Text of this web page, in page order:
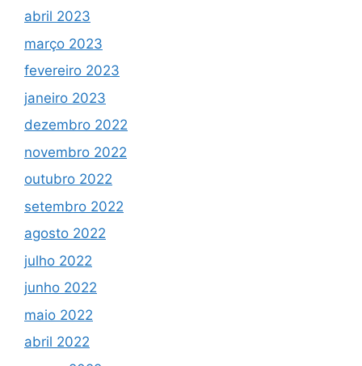
abril 2023
março 2023
fevereiro 2023
janeiro 2023
dezembro 2022
novembro 2022
outubro 2022
setembro 2022
agosto 2022
julho 2022
junho 2022
maio 2022
abril 2022